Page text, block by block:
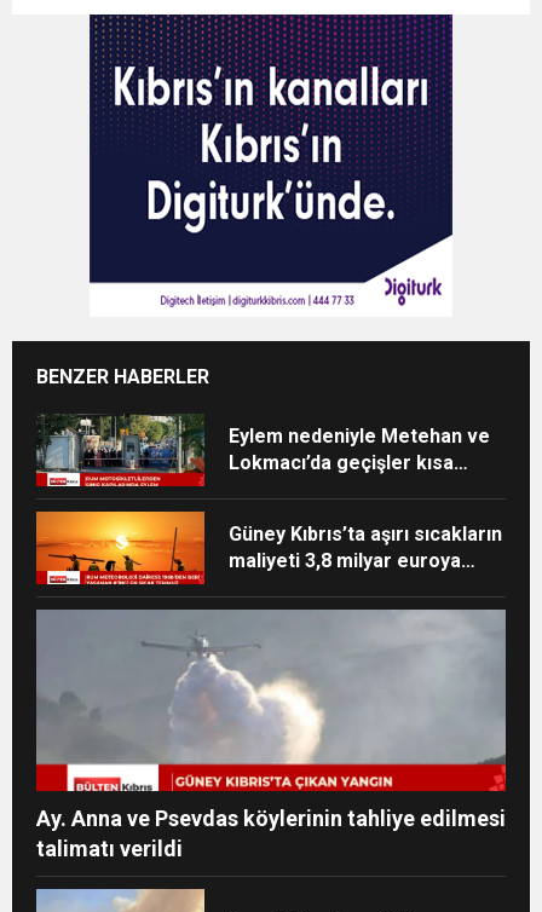
BENZER HABERLER
Eylem nedeniyle Metehan ve
Lokmacı’da geçişler kısa
Güney Kıbrıs’ta aşırı sıcakların
maliyeti 3,8 milyar euroya
Ay. Anna ve Psevdas köylerinin tahliye edilmesi
talimatı verildi